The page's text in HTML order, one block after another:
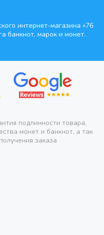
интернет-магазина «76
банкнот, марок и монет.
подлинности товара,
монет и банкнот, а так
заказа